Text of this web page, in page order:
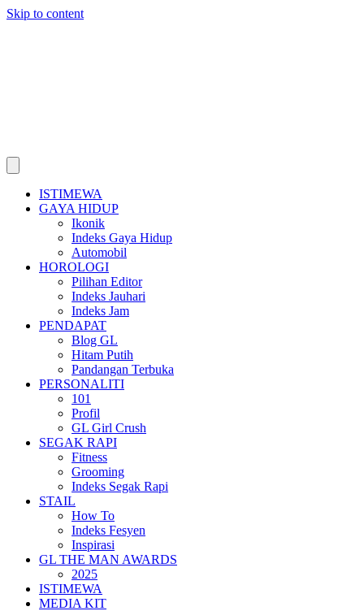
Skip to content
ISTIMEWA
GAYA HIDUP
Ikonik
Indeks Gaya Hidup
Automobil
HOROLOGI
Pilihan Editor
Indeks Jauhari
Indeks Jam
PENDAPAT
Blog GL
Hitam Putih
Pandangan Terbuka
PERSONALITI
101
Profil
GL Girl Crush
SEGAK RAPI
Fitness
Grooming
Indeks Segak Rapi
STAIL
How To
Indeks Fesyen
Inspirasi
GL THE MAN AWARDS
2025
ISTIMEWA
MEDIA KIT